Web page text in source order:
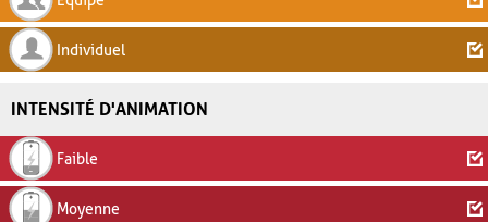
Individuel
INTENSITÉ D'ANIMATION
Faible
Moyenne